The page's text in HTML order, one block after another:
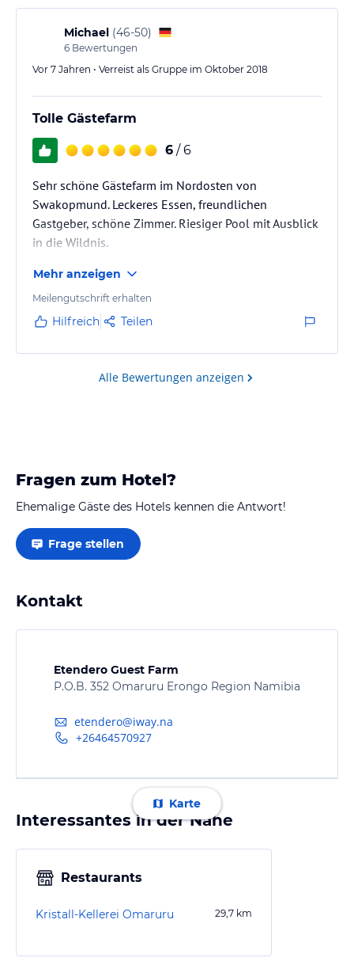
aus Ihren Angeboten zu nehmen.
Michael (46-50)
6 Bewertungen
Vor 7 Jahren • Verreist als Gruppe im Oktober 2018
Tolle Gästefarm
6 / 6
Sehr schöne Gästefarm im Nordosten von
Swakopmund. Leckeres Essen, freundlichen
Gastgeber, schöne Zimmer. Riesiger Pool mit Ausblick
in die Wildnis.
Mehr anzeigen
Meilengutschrift erhalten
Hilfreich Teilen
Alle Bewertungen anzeigen
Fragen zum Hotel?
Ehemalige Gäste des Hotels kennen die Antwort!
Frage stellen
Kontakt
Etendero Guest Farm
P.O.B. 352 Omaruru Erongo Region Namibia
etendero@iway.na
+26464570927
Karte
Interessantes in der Nähe
Restaurants
Kristall-Kellerei Omaruru 29,7 km